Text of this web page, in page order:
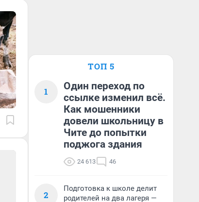
ТОП 5
1
Один переход по
ссылке изменил всё.
Как мошенники
довели школьницу в
Чите до попытки
поджога здания
24 613 46
2
Подготовка к школе делит
родителей на два лагеря —